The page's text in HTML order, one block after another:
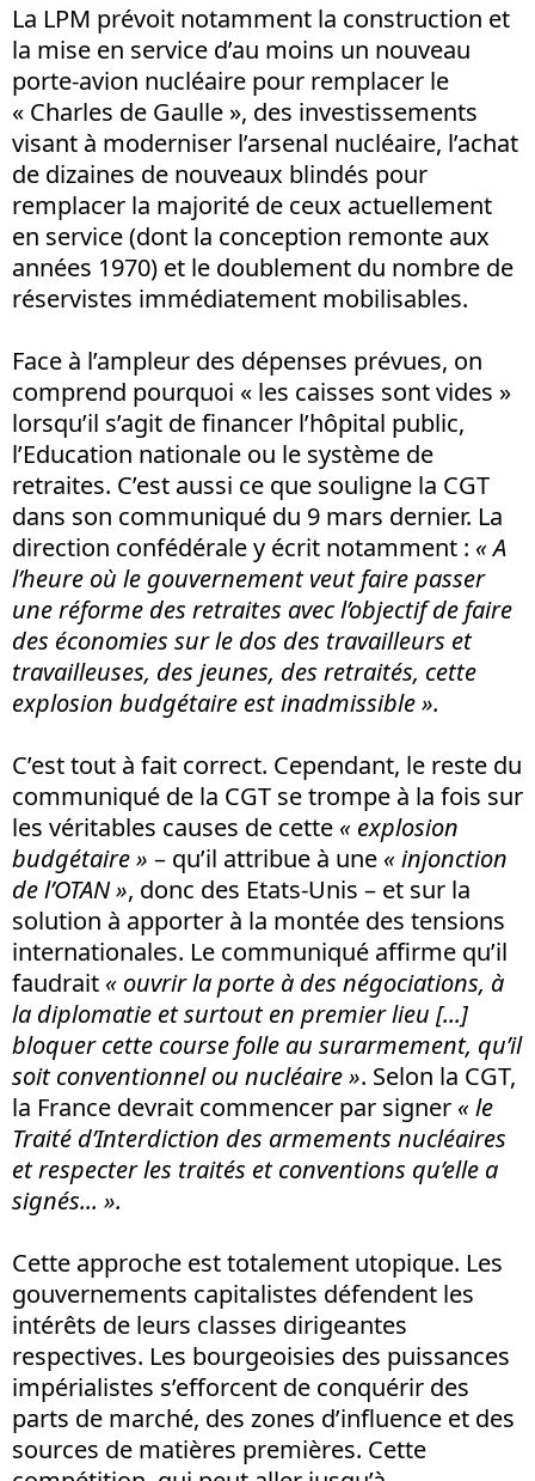
La LPM prévoit notamment la construction et
la mise en service d’au moins un nouveau
porte-avion nucléaire pour remplacer le
« Charles de Gaulle », des investissements
visant à moderniser l’arsenal nucléaire, l’achat
de dizaines de nouveaux blindés pour
remplacer la majorité de ceux actuellement
en service (dont la conception remonte aux
années 1970) et le doublement du nombre de
réservistes immédiatement mobilisables.
Face à l’ampleur des dépenses prévues, on
comprend pourquoi « les caisses sont vides »
lorsqu’il s’agit de financer l’hôpital public,
l’Education nationale ou le système de
retraites. C’est aussi ce que souligne la CGT
dans son communiqué du 9 mars dernier. La
direction confédérale y écrit notamment : «A
l’heure où le gouvernement veut faire passer
une réforme des retraites avec l’objectif de faire
des économies sur le dos des travailleurs et
travailleuses, des jeunes, des retraités, cette
explosion budgétaire est inadmissible ».
C’est tout à fait correct. Cependant, le reste du
communiqué de la CGT se trompe à la fois sur
les véritables causes de cette « explosion
budgétaire » – qu’il attribue à une « injonction
de l’OTAN », donc des Etats-Unis – et sur la
solution à apporter à la montée des tensions
internationales. Le communiqué affirme qu’il
faudrait « ouvrir la porte à des négociations, à
la diplomatie et surtout en premier lieu [...]
bloquer cette course folle au surarmement, qu’il
soit conventionnel ou nucléaire ». Selon la CGT,
la France devrait commencer par signer «le
Traité d’Interdiction des armements nucléaires
et respecter les traités et conventions qu’elle a
signés... ».
Cette approche est totalement utopique. Les
gouvernements capitalistes défendent les
intérêts de leurs classes dirigeantes
respectives. Les bourgeoisies des puissances
impérialistes s’efforcent de conquérir des
parts de marché, des zones d’influence et des
sources de matières premières. Cette